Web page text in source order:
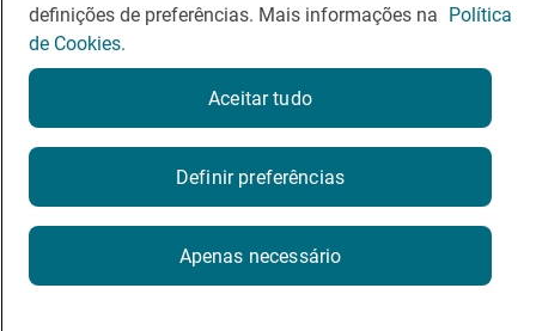
Canal de ética e conformidade
Política de Privacidade Política de Cookies
Termos de Serviço
© Repsol S.A. 2000- 2026
definições de preferências. Mais informações na Política
de Cookies.
Definir preferências
Apenas necessário
Aceitar tudo